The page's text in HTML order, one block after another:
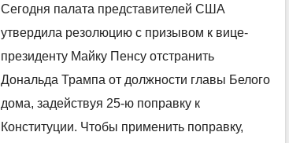
Сегодня палата представителей США
утвердила резолюцию с призывом к вице-
президенту Майку Пенсу отстранить
Дональда Трампа от должности главы Белого
дома, задействуя 25-ю поправку к
Конституции. Чтобы применить поправку,